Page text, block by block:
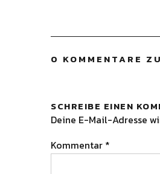
0 KOMMENTARE
SCHREIBE EINEN
Deine E-Mail-Adresse
Kommentar *